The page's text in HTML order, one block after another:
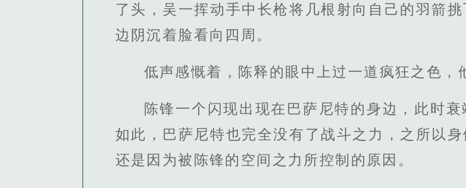
了头，吴一挥动手中长枪将几根射向自己的羽箭
边阴沉着脸看向四周。
低声感慨着，陈释的眼中上过一道疯狂之色，
陈锋一个闪现出现在巴萨尼特的身边，此时
如此，巴萨尼特也完全没有了战斗之力，之所以
还是因为被陈锋的空间之力所控制的原因。